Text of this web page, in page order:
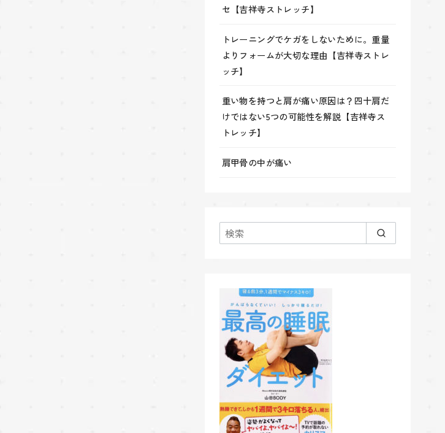
セ【吉祥寺ストレッチ】
トレーニングでケガをしないために。重量
よりフォームが大切な理由【吉祥寺ストレ
ッチ】
重い物を持つと肩が痛い原因は？四十肩だ
けではない5つの可能性を解説【吉祥寺ス
トレッチ】
肩甲骨の中が痛い